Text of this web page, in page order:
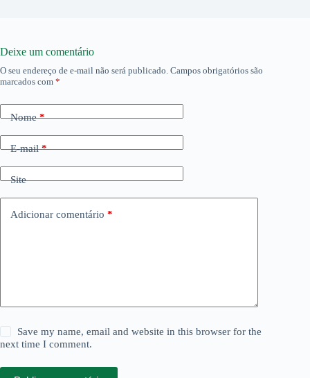
Deixe um comentário
O seu endereço de e-mail não será publicado. Campos obrigatórios são
marcados com *
Nome*
E-mail*
Site
Adicionar comentário *
Save my name, email and website in this browser for the
next time I comment.